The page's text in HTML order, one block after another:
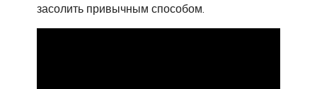
засолить привычным способом.